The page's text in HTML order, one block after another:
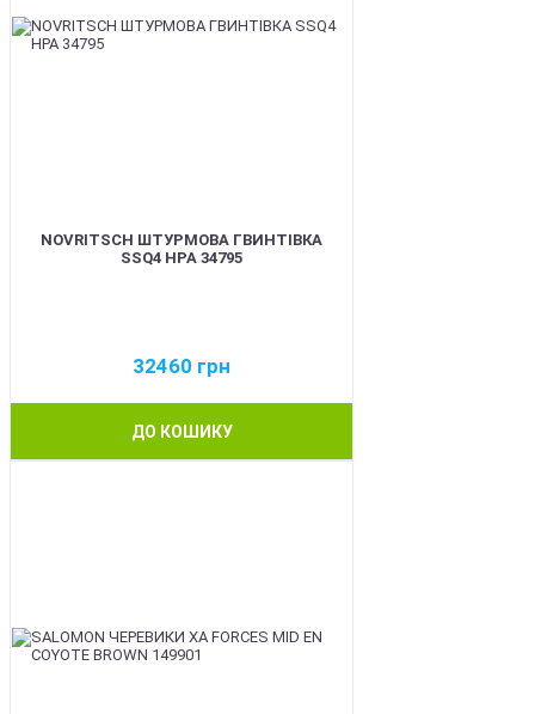
NOVRITSCH ШТУРМОВА ГВИНТІВКА
SSQ4 HPA 34795
32460 грн
ДО КОШИКУ